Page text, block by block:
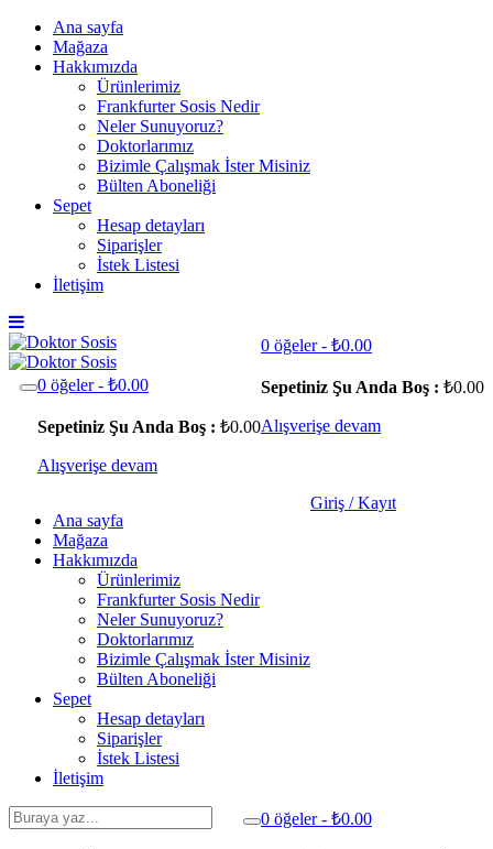
Ana sayfa
Mağaza
Hakkımızda
Ürünlerimiz
Frankfurter Sosis Nedir
Neler Sunuyoruz?
Doktorlarımız
Bizimle Çalışmak İster Misiniz
Bülten Aboneliği
Sepet
Hesap detayları
Siparişler
İstek Listesi
İletişim
0 öğeler - ₺0.00
Sepetiniz Şu Anda Boş : ₺0.00
Alışverişe devam
0 öğeler - ₺0.00
Sepetiniz Şu Anda Boş : ₺0.00
Alışverişe devam
Ana sayfa
Mağaza
Hakkımızda
Ürünlerimiz
Frankfurter Sosis Nedir
Neler Sunuyoruz?
Doktorlarımız
Bizimle Çalışmak İster Misiniz
Bülten Aboneliği
Sepet
Hesap detayları
Siparişler
İstek Listesi
İletişim
Giriş / Kayıt
0 öğeler - ₺0.00